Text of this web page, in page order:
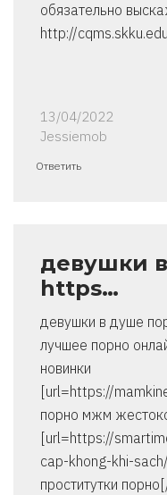
обязательно
http://
13/04/2022
Jessiemob
Ответить
девушки
https…
девушки в душе
лучшее порно
новинки
[url=https://
порно мжм
[url=https://
cap-khong-khi-
проститутки